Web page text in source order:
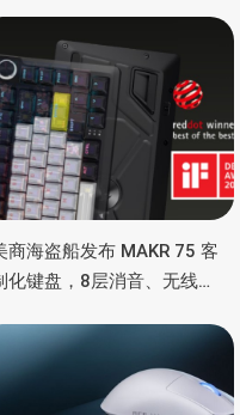
商海盗船发布 MAKR 75 客
化键盘，8层消音、无线双